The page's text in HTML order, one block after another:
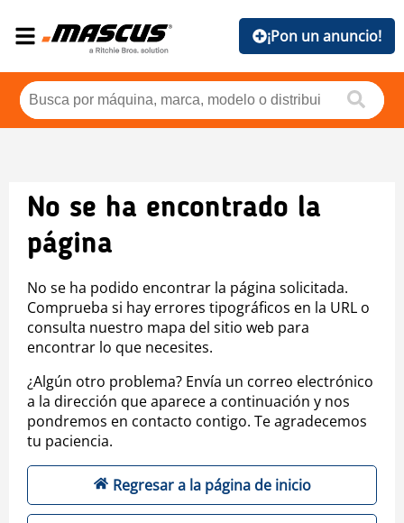
¡Pon un anuncio!
No se ha encontrado la
página
No se ha podido encontrar la página solicitada.
Comprueba si hay errores tipográficos en la URL o
consulta nuestro mapa del sitio web para
encontrar lo que necesites.
¿Algún otro problema? Envía un correo electrónico
a la dirección que aparece a continuación y nos
pondremos en contacto contigo. Te agradecemos
tu paciencia.
Regresar a la página de inicio